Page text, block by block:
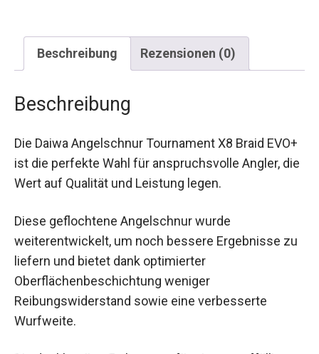
Beschreibung Rezensionen (0)
Beschreibung
Die Daiwa Angelschnur Tournament X8 Braid
EVO+ ist die perfekte Wahl für anspruchsvolle
Angler, die Wert auf Qualität und Leistung legen.
Diese geflochtene Angelschnur wurde
weiterentwickelt, um noch bessere Ergebnisse
zu liefern und bietet dank optimierter
Oberflächenbeschichtung weniger
Reibungswiderstand sowie eine verbesserte
Wurfweite.